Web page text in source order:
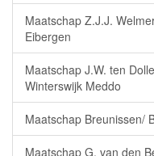
Maatschap Z.J.J.
Eibergen
Maatschap J.W. ten
Winterswijk Meddo
Maatschap Breunissen/
Maatschap G. van den